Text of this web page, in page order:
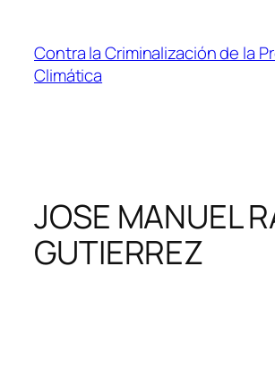
contenido
Contra la Criminalización de la
Climática
JOSE MANUEL
GUTIERREZ